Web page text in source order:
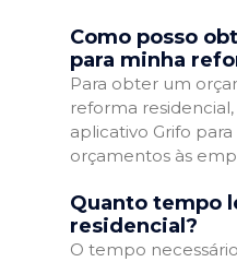
Como posso
para minha
Para obter um
reforma
aplicativo Grifo
orçamentos às
Quanto tempo
residencial?
O tempo